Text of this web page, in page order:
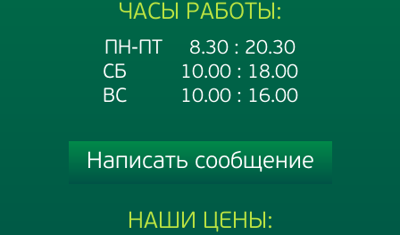
ЧАСЫ РАБОТЫ:
ПН-ПТ 8.30 : 20.30
СБ 10.00 : 18.00
ВС 10.00 : 16.00
Написать сообщение
НАШИ ЦЕНЫ: